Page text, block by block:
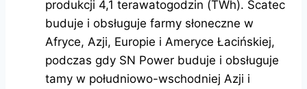
produkcji 4,1 terawatogodzin (TWh). Scatec
buduje i obsługuje farmy słoneczne w
Afryce, Azji, Europie i Ameryce Łacińskiej,
podczas gdy SN Power buduje i obsługuje
tamy w południowo-wschodniej Azji i